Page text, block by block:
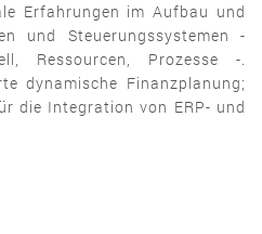
Erfahrungen im Aufbau und
und Steuerungssystemen -
Ressourcen, Prozesse -.
dynamische Finanzplanung;
die Integration von ERP- und